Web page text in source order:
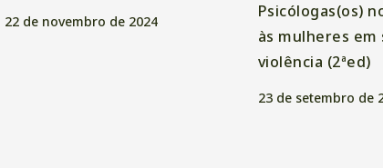
22 de novembro de 2024
Psicólogas(os)
às mulheres em
violência (2ªed)
23 de setembro de